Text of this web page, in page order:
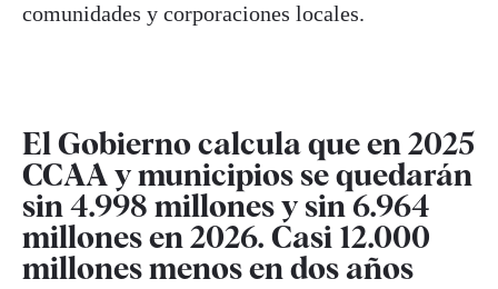
comunidades y corporaciones locales.
El Gobierno calcula que en 2025
CCAA y municipios se quedarán
sin 4.998 millones y sin 6.964
millones en 2026. Casi 12.000
millones menos en dos años